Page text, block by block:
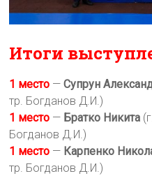
Итоги
1 место —Супрун
тр. Богданов Д.И.)
1 место — Братко Никита
Богданов Д.И.)
1 место — Карпенко
тр. Богданов Д.И.)